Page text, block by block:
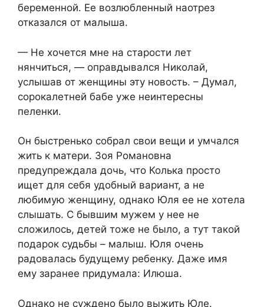
беременной. Ее возлюбленный наотрез
отказался от малыша.
— Не хочется мне на старости лет
нянчиться, — оправдывался Николай,
услышав от женщины эту новость. – Думал,
сорокалетней бабе уже неинтересны
пеленки.
Он быстренько собрал свои вещи и умчался
жить к матери. Зоя Романовна
предупреждала дочь, что Колька просто
ищет для себя удобный вариант, а не
любимую женщину, однако Юля ее не хотела
слышать. С бывшим мужем у нее не
сложилось, детей тоже не было, а тут такой
подарок судьбы – малыш. Юля очень
радовалась будущему ребенку. Даже имя
ему заранее придумала: Илюша.
Однако не суждено было выжить Юле.